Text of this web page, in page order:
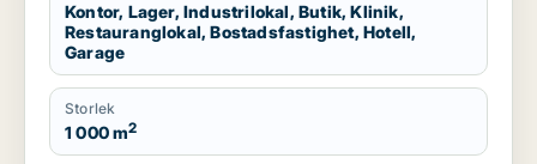
Kontor, Lager, Industrilokal, Butik, Klinik,
Restauranglokal, Bostadsfastighet, Hotell,
Garage
Storlek
1 000 m2